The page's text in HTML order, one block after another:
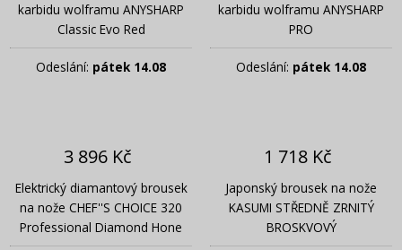
karbidu wolframu ANYSHARP
Classic Evo Red
Odeslání: pátek 14.08
karbidu wolframu ANYSHARP
PRO
Odeslání: pátek 14.08
3 896 Kč
Elektrický diamantový brousek
na nože CHEF''S CHOICE 320
Professional Diamond Hone
1 718 Kč
Japonský brousek na nože
KASUMI STŘEDNĚ ZRNITÝ
BROSKVOVÝ